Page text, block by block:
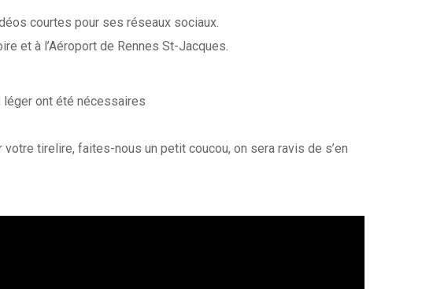
courtes pour ses réseaux sociaux.
et à l’Aéroport de Rennes St-Jacques.
léger ont été nécessaires
tirelire, faites-nous un petit coucou, on sera ravis de s’en